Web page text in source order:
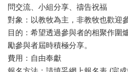
問交流、小組分享、禱告祝福
對象：以教牧為主，非教牧也歡迎參
目的：希望透過參與者的相聚作圍
勵參與者屆時積極分享。
費用：自由奉獻